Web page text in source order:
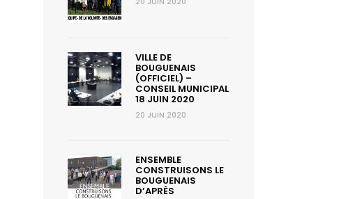
VILLE DE
BOUGUENAIS
(OFFICIEL) –
CONSEIL MUNICIPAL
18 JUIN 2020
20 JUIN 2020
ENSEMBLE
CONSTRUISONS LE
BOUGUENAIS
D’APRÈS